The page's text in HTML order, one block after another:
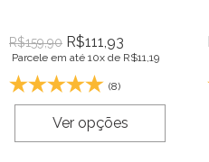
R$159,90 R$111,93
Parcele em até 10x de R$11,19
(8)
Ver opções